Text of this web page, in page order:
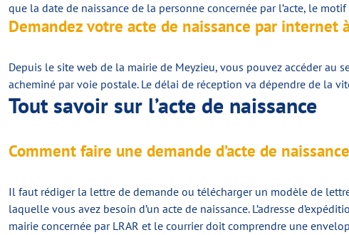
que la date de naissance de la personne concernée par l’acte, le
Demandez votre acte de naissance par internet
Depuis le site web de la mairie de Meyzieu, vous pouvez accéder au
acheminé par voie postale. Le délai de réception va dépendre de la
Tout savoir sur l’acte de naissance
Comment faire une demande d’acte de
Il faut rédiger la lettre de demande ou télécharger un modèle de
laquelle vous avez besoin d’un acte de naissance. L’adresse
mairie concernée par LRAR et le courrier doit comprendre une